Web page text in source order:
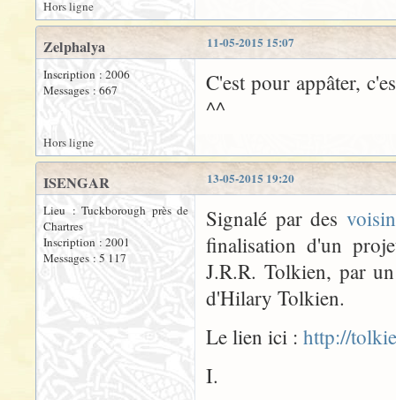
Hors ligne
11-05-2015 15:07
Zelphalya
Inscription : 2006
Messages : 667
C'est pour appâter,
^^
Hors ligne
13-05-2015 19:20
ISENGAR
Lieu : Tuckborough près de
Chartres
Inscription : 2001
Messages : 5 117
Signalé par des
finalisation d'un
J.R.R. Tolkien, par
d'Hilary Tolkien.
Le lien ici : http://
I.